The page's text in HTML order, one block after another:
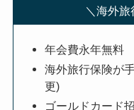
＼海外旅
年会費永年無料
海外旅行保険が
更)
ゴールドカード